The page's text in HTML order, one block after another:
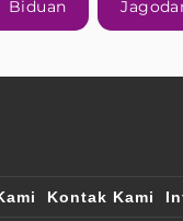
Biduan
Kontak Kami